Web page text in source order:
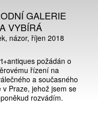
GALERIE
VYBÍRÁ
názor říjen 2018
požádán o
řízení na
a současného
Praze, jehož jsem se
rozvádím.